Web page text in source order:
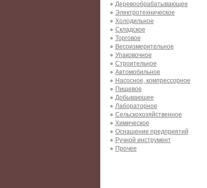
Деревообрабатывающее
Электротехническое
Холодильное
Складское
Торговое
Весоизмерительное
Упаковочное
Строительное
Автомобильное
Насосное, компрессорное
Пищевое
Добывающее
Лабораторное
Сельскохозяйственное
Химическое
Оснащение предприятий
Ручной инструмент
Прочее